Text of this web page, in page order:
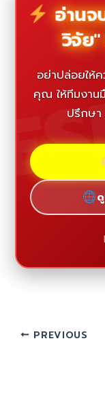
อ่านจ
วิจัย
อย่าปล่อยให้
คุณ ให้ทีมงาน
ปรึกษ
PREVIOUS